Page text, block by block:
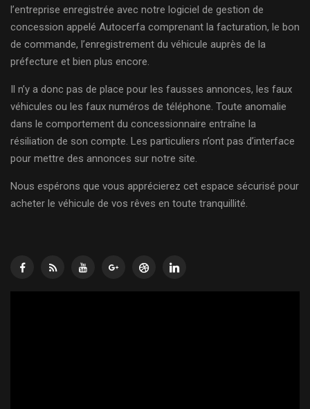
l’entreprise enregistrée avec notre logiciel de gestion de
concession appelé Autocerfa comprenant la facturation, le bon
de commande, l’enregistrement du véhicule auprès de la
préfecture et bien plus encore.
Il n’y a donc pas de place pour les fausses annonces, les faux
véhicules ou les faux numéros de téléphone. Toute anomalie
dans le comportement du concessionnaire entraîne la
résiliation de son compte. Les particuliers n’ont pas d’interface
pour mettre des annonces sur notre site.
Nous espérons que vous apprécierez cet espace sécurisé pour
acheter le véhicule de vos rêves en toute tranquillité.